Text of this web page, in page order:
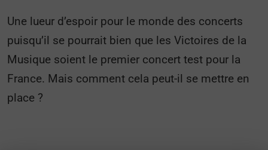
Une lueur d’espoir pour le monde des concerts
puisqu’il se pourrait bien que les Victoires de la
Musique soient le premier concert test pour la
France. Mais comment cela peut-il se mettre en
place ?